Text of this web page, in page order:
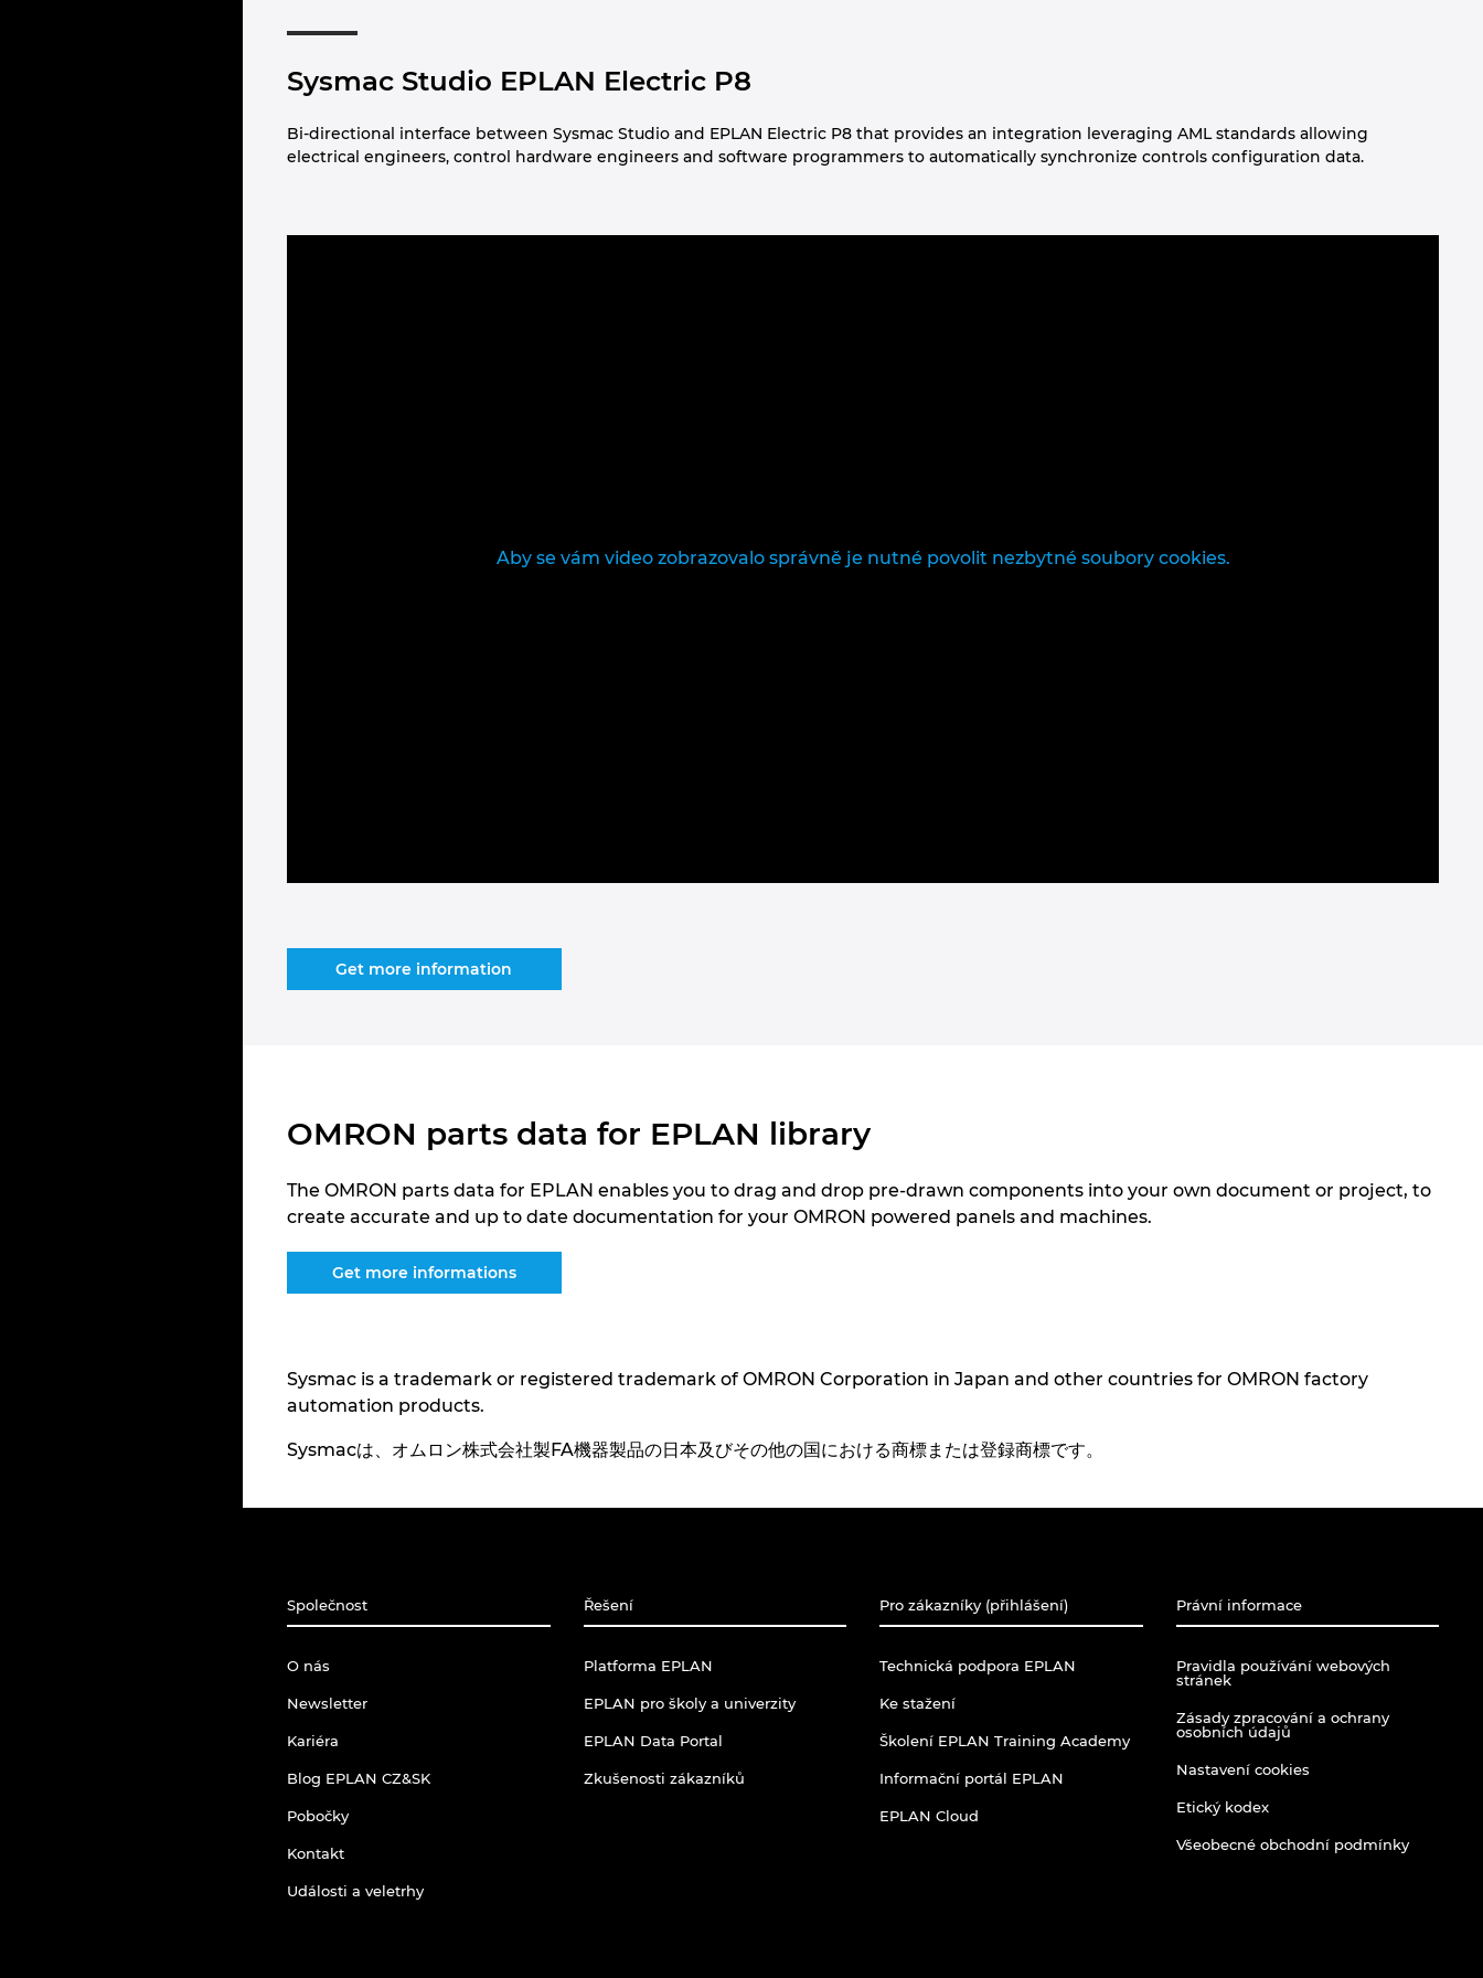
Sysmac Studio EPLAN Electric P8
Bi-directional interface between Sysmac Studio and EPLAN Electric P8 that provides an integration leveraging AML standards allowing
electrical engineers, control hardware engineers and software programmers to automatically synchronize controls configuration data.
Aby se vám video zobrazovalo správně je nutné povolit nezbytné soubory cookies.
Get more information
OMRON parts data for EPLAN library
The OMRON parts data for EPLAN enables you to drag and drop pre-drawn components into your own document or project, to
create accurate and up to date documentation for your OMRON powered panels and machines.
Get more informations
Sysmac is a trademark or registered trademark of OMRON Corporation in Japan and other countries for OMRON factory
automation products.
Sysmacは、オムロン株式会社製FA機器製品の日本及びその他の国における商標または登録商標です。
Společnost
O nás
Newsletter
Kariéra
Blog EPLAN CZ&SK
Pobočky
Kontakt
Události a veletrhy
Řešení
Platforma EPLAN
EPLAN pro školy a univerzity
EPLAN Data Portal
Zkušenosti zákazníků
Pro zákazníky (přihlášení)
Technická podpora EPLAN
Ke stažení
Školení EPLAN Training Academy
Informační portál EPLAN
EPLAN Cloud
Právní informace
Pravidla používání webových
stránek
Zásady zpracování a ochrany
osobních údajů
Nastavení cookies
Etický kodex
Všeobecné obchodní podmínky